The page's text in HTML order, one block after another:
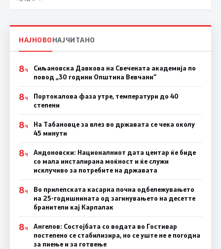
НАЈНОВОНАЈЧИТАНО
8Ч
Сиљановска Давкова на Свечената академија по
повод „30 години Општина Вевчани“
8Ч
Портокалова фаза утре, температури до 40
степени
8Ч
На Табановце за влез во државата се чека околу
45 минути
8Ч
Андоновски: Националниот дата центар ќе биде
со мала инсталирана моќност и ќе служи
исклучиво за потребите на државата
8Ч
Во прилепската касарна почна одбележувањето
на 25-годишнината од загинувањето на десетте
бранители кај Карпалак
8Ч
Ангелов: Состојбата со водата во Гостивар
постепено се стабилизира, но се уште не е погодна
за пиење и за готвење